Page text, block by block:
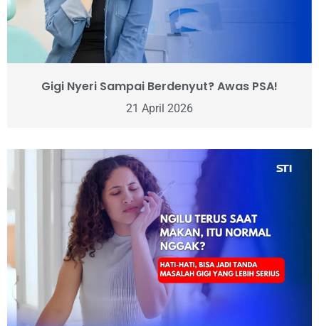
Gigi Nyeri Sampai Berdenyut? Awas PSA!
21 April 2026